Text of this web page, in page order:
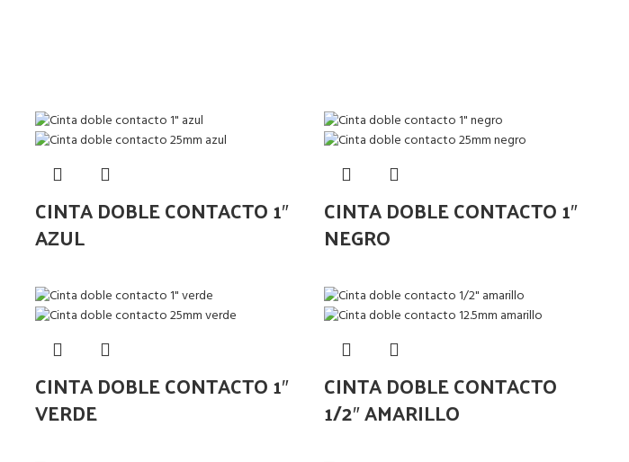
CINTA DOBLE CONTACTO 1″
AZUL
CINTA DOBLE CONTACTO 1″
NEGRO
CINTA DOBLE CONTACTO 1″
VERDE
CINTA DOBLE CONTACTO
1/2″ AMARILLO